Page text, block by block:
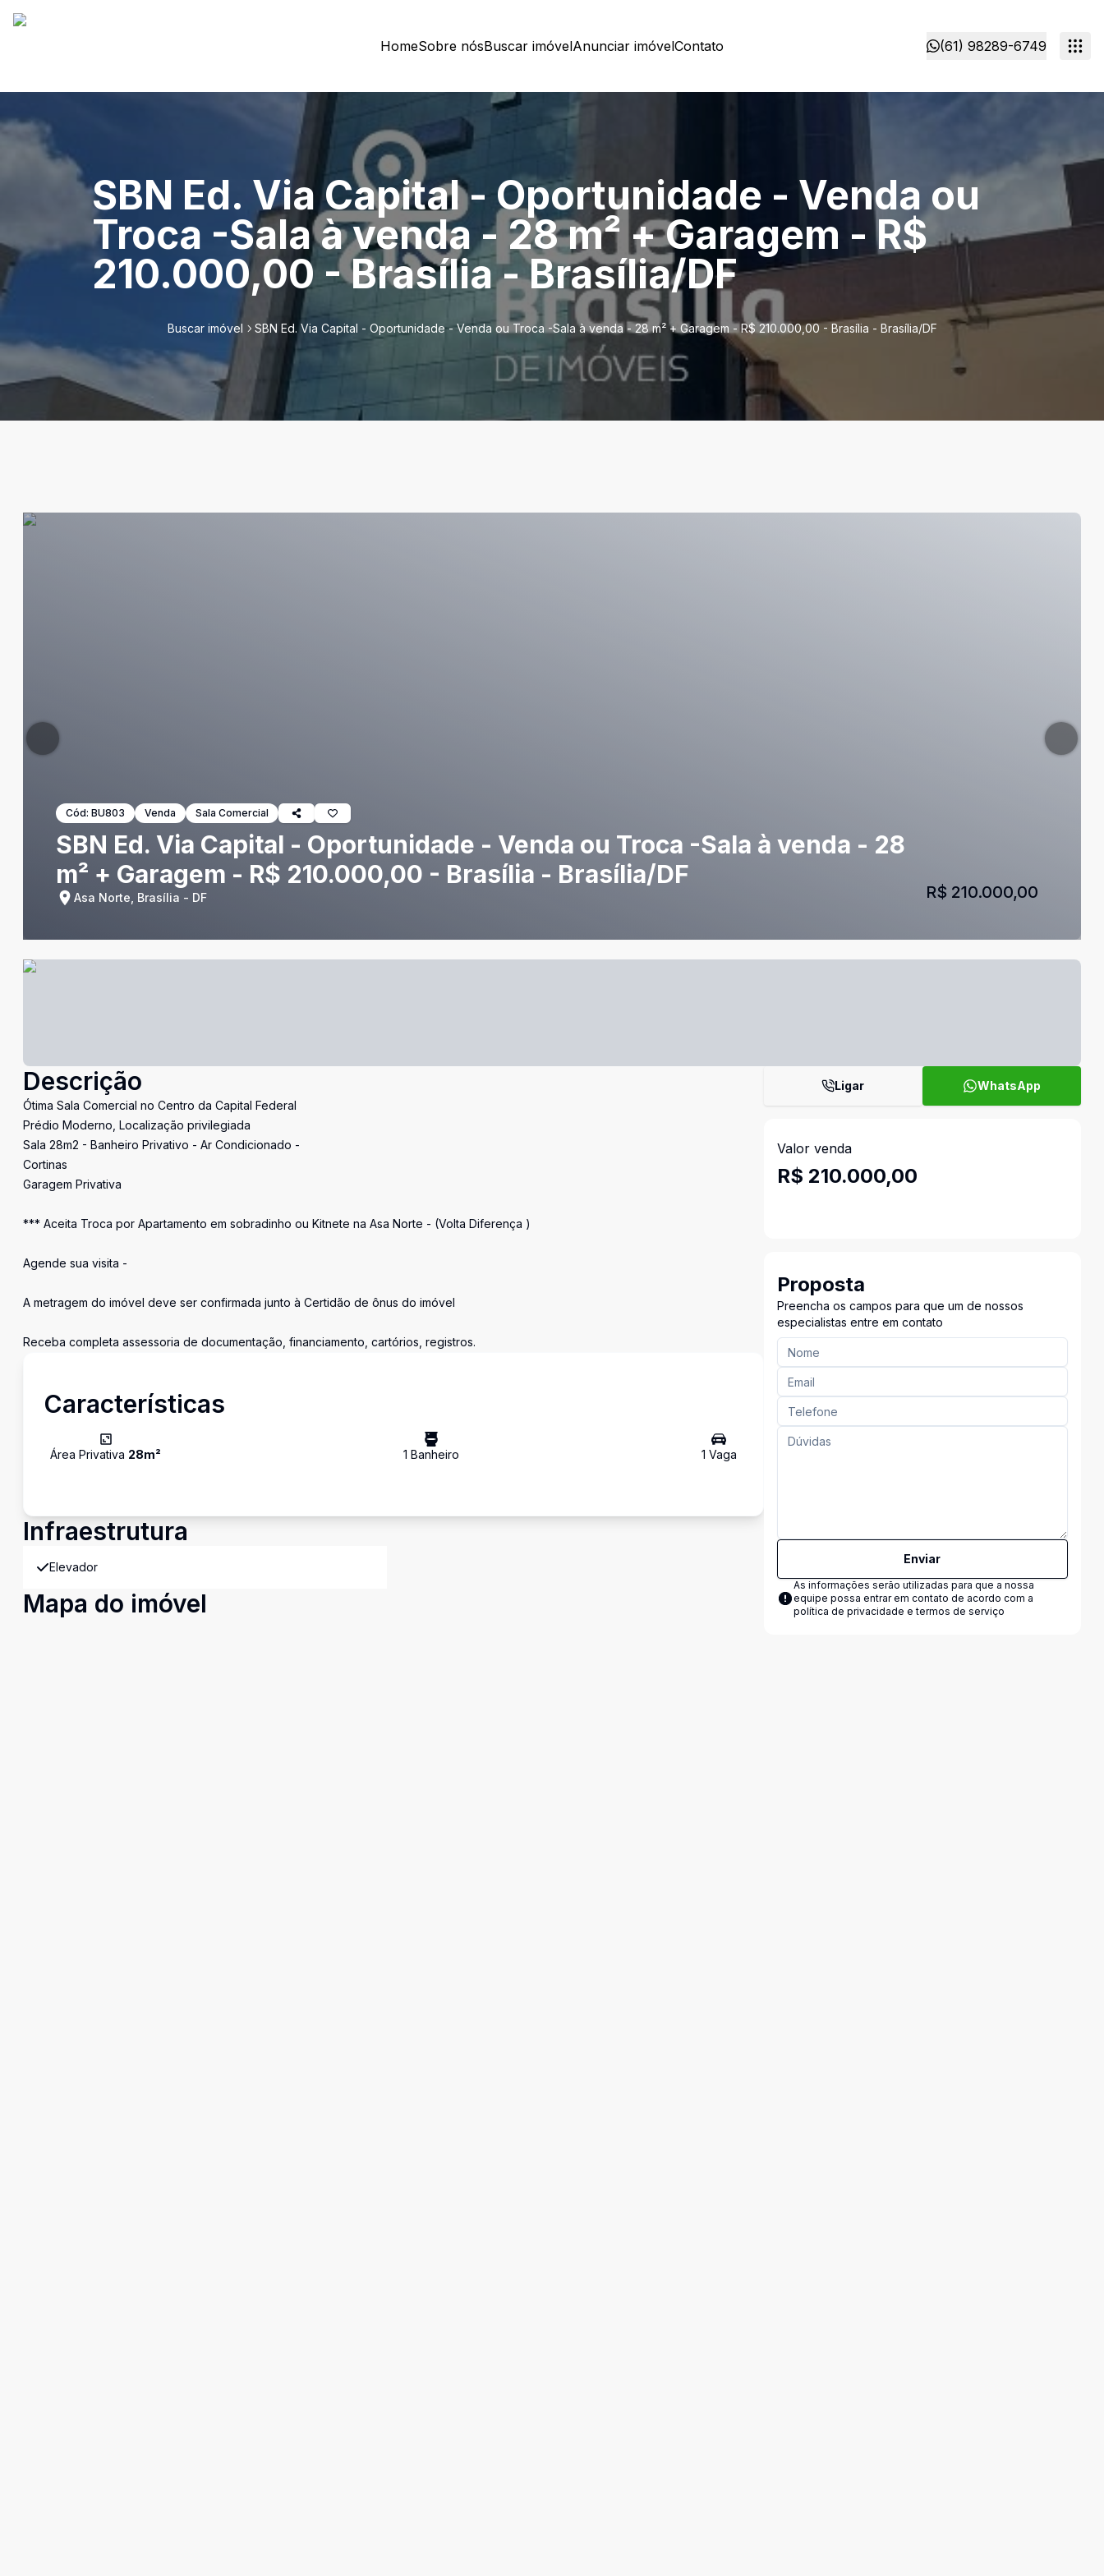
HomeSobre nósBuscar imóvelAnunciar imóvelContato (61) 98289-6749
SBN Ed. Via Capital - Oportunidade - Venda ou
Troca -Sala à venda - 28 m² + Garagem - R$
210.000,00 - Brasília - Brasília/DF
Buscar imóvel SBN Ed. Via Capital - Oportunidade - Venda ou Troca -Sala à venda - 28 m² + Garagem - R$ 210.000,00 - Brasília - Brasília/DF
Cód: BU803 Venda Sala Comercial
SBN Ed. Via Capital - Oportunidade - Venda ou Troca -Sala à venda - 28
m² + Garagem - R$ 210.000,00 - Brasília - Brasília/DF
Asa Norte, Brasília - DF R$ 210.000,00
Descrição
Ótima Sala Comercial no Centro da Capital Federal
Prédio Moderno, Localização privilegiada
Sala 28m2 - Banheiro Privativo - Ar Condicionado -
Cortinas
Garagem Privativa
*** Aceita Troca por Apartamento em sobradinho ou Kitnete na Asa Norte - (Volta Diferença )
Agende sua visita -
A metragem do imóvel deve ser confirmada junto à Certidão de ônus do imóvel
Receba completa assessoria de documentação, financiamento, cartórios, registros.
Características
Área Privativa 28m² 1 Banheiro 1 Vaga
Infraestrutura
Elevador
Mapa do imóvel
Ligar WhatsApp
Valor venda
R$ 210.000,00
Proposta
Preencha os campos para que um de nossos
especialistas entre em contato
Enviar
As informações serão utilizadas para que a nossa
equipe possa entrar em contato de acordo com a
política de privacidade e termos de serviço